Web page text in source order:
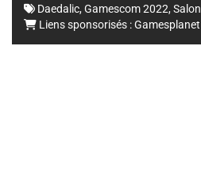
Daedalic, Gamescom 2022, Salon
Liens sponsorisés :Gamesplanet